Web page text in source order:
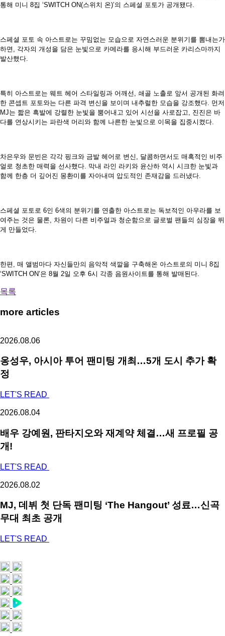
통해 미니 8집 ‘SWITCH ON(스위치 온)’의 스페셜 포토가 공개됐다.
스페셜 포토 속 아스트로는 꾸밈없는 모습으로 자연스러운 분위기를 뽐내는가
하면, 각자의 개성을 담은 눈빛으로 카메라를 응시해 부드러운 카리스마까지
발산했다.
특히 아스트로는 웨트 헤어 스타일링과 어깨선, 쇄골 노출로 앞서 공개된 화려
한 콘셉트 포토와는 다른 파격 변신을 보이며 내추럴한 모습을 강조했다. 먼저
MJ는 짧은 흑발에 강렬한 눈빛을 뿜어내고 있어 시선을 사로잡고, 진진은 바
다를 연상시키는 파란색 머리와 함께 나른한 눈빛으로 이목을 집중시켰다.
차은우와 문빈은 각각 핑크와 금발 헤어로 변신, 달콤하면서도 매혹적인 비주
얼로 청초한 매력을 선사했다. 막내 라인 라키와 윤산하 역시 시크한 눈빛과
함께 한층 더 깊어진 몽환미를 자아내며 압도적인 존재감을 드러냈다.
스페셜 포토로 6인 6색의 분위기를 연출한 아스트로는 독보적인 아우라를 보
여주는 것은 물론, 차원이 다른 비주얼과 청순함으로 글로벌 팬들의 심장을 뛰
게 만들었다.
한편, 매 앨범마다 자신들만의 음악적 색깔을 구축해온 아스트로의 미니 8집
‘SWITCH ON’은 8월 2일 오후 6시 각종 음원사이트를 통해 발매된다.
목록
more articles
2026.08.06
옹성우, 아시아 투어 팬미팅 개최…5개 도시 추가 확
정
LET'S READ
2026.08.04
배우 강예원, 판타지오와 재계약 체결…새 프로필 공
개!
LET'S READ
2026.08.02
MJ, 데뷔 첫 단독 팬미팅 ‘The Hangout’ 성료…신곡
무대 최초 공개
LET'S READ